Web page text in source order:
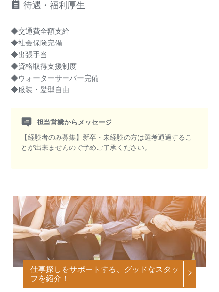
待遇・福利厚生
◆交通費全額支給
◆社会保険完備
◆出張手当
◆資格取得支援制度
◆ウォーターサーバー完備
◆服装・髪型自由
担当営業からメッセージ
【経験者のみ募集】新卒・未経験の方は選考通過するこ
とが出来ませんので予めご了承ください。
仕事探しをサポートする、グッドなスタッ
フを紹介！